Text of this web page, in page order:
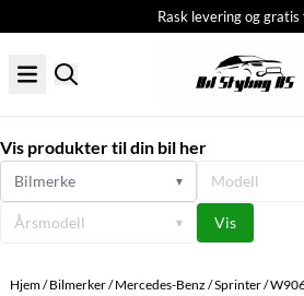
Rask levering og
Vis produkter til din bil her
Bilmerke ▾ Modell
Årsmodell ▾ Vis
Hjem/Bilmerker/Mercedes-Benz /Sprinter/